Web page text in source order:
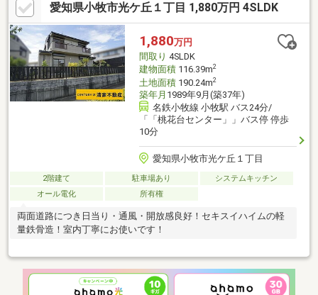
愛知県小牧市光ケ丘１丁目 1,880万円 4SLDK
1,880万円
間取り 4SLDK
建物面積116.39m2
土地面積190.24m2
築年月 1989年9月(築37年)
名鉄小牧線 小牧駅 バス24分/
「「桃花台センター」」バス停 停歩
10分
愛知県小牧市光ケ丘１丁目
2階建て 駐車場あり
システムキッチン
オール電化
所有権
両面道路につき日当り・通風・開放感良好！セキスイハイムの軽
量鉄骨造！室内丁寧にお使いです！